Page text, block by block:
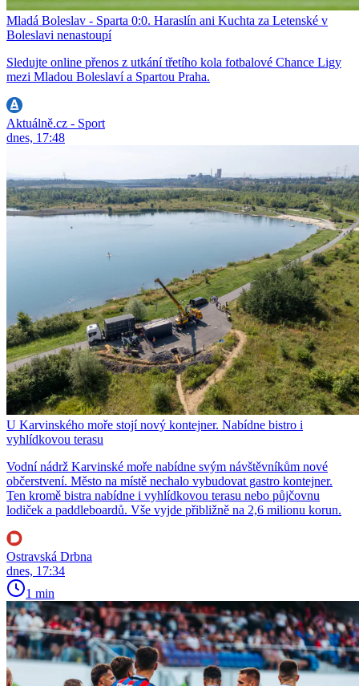
Mladá Boleslav - Sparta 0:0. Haraslín ani Kuchta za Letenské v
Boleslavi nenastoupí
Sledujte online přenos z utkání třetího kola fotbalové Chance Ligy
mezi Mladou Boleslaví a Spartou Praha.
Aktuálně.cz - Sport
dnes, 17:48
U Karvinského moře stojí nový kontejner. Nabídne bistro i
vyhlídkovou terasu
Vodní nádrž Karvinské moře nabídne svým návštěvníkům nové
občerstvení. Město na místě nechalo vybudovat gastro kontejner.
Ten kromě bistra nabídne i vyhlídkovou terasu nebo půjčovnu
lodiček a paddleboardů. Vše vyjde přibližně na 2,6 milionu korun.
Ostravská Drbna
dnes, 17:34
1 min